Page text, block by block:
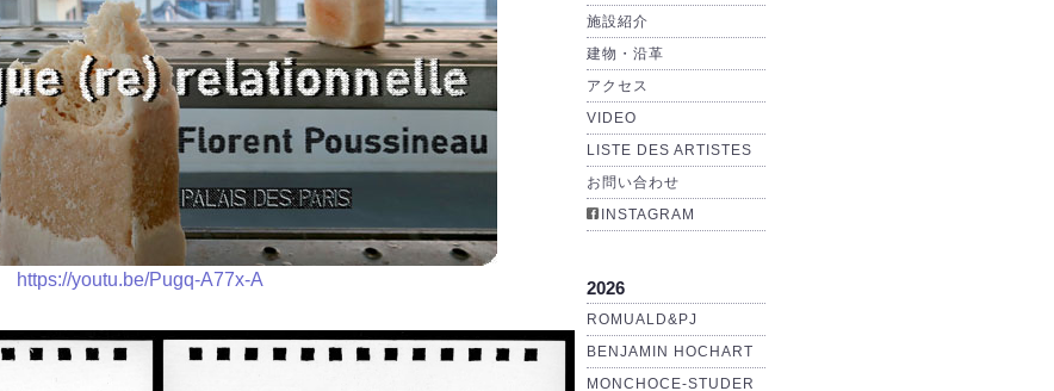
https://youtu.be/Pugq-A77x-A
施設紹介
建物・沿革
アクセス
VIDEO
LISTE DES ARTISTES
お問い合わせ
INSTAGRAM
2026
ROMUALD&PJ
BENJAMIN HOCHART
MONCHOCE-STUDER